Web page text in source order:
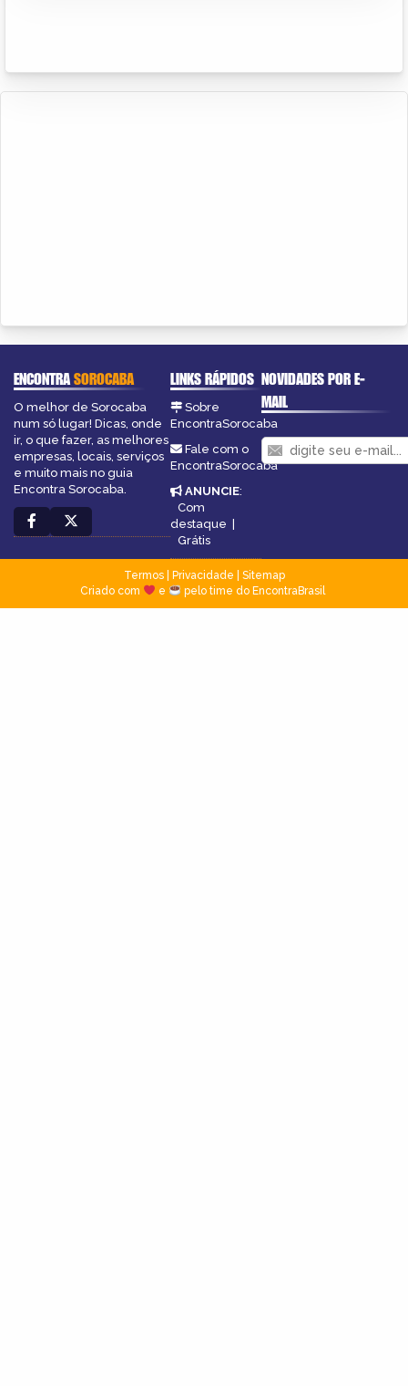
ENCONTRASOROCABA
O melhor de Sorocaba
num só lugar! Dicas, onde
ir, o que fazer, as melhores
empresas, locais, serviços
e muito mais no guia
Encontra Sorocaba.
LINKS RÁPIDOS
Sobre
EncontraSorocaba
Fale com o
EncontraSorocaba
ANUNCIE:
Com
destaque |
Grátis
NOVIDADES POR E-
MAIL
Termos| Privacidade
Sitemap
Criado com
e pelo time do EncontraBrasil